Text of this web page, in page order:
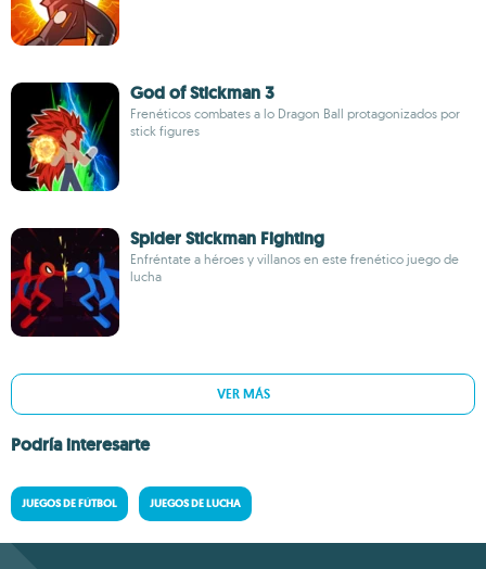
God of Stickman 3
Frenéticos combates a lo Dragon Ball protagonizados por
stick figures
Spider Stickman Fighting
Enfréntate a héroes y villanos en este frenético juego de
lucha
VER MÁS
Podría interesarte
JUEGOS DE FÚTBOL JUEGOS DE LUCHA